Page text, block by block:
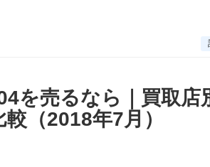
を売るなら｜買取
（2018年7月）